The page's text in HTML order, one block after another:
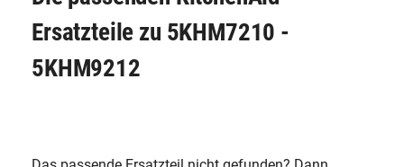
Ersatzteile zu 5KHM7210 -
5KHM9212